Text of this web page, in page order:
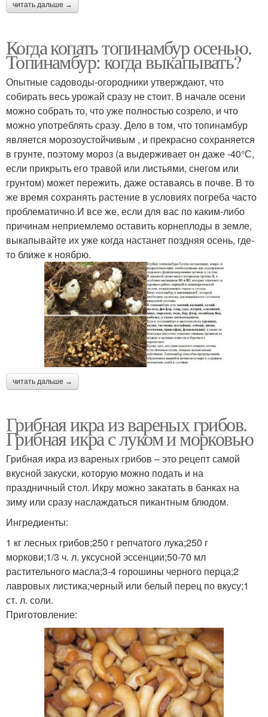
читать дальше →
Когда копать топинамбур осенью.
Топинамбур: когда выкапывать?
Опытные садоводы-огородники утверждают, что
собирать весь урожай сразу не стоит. В начале осени
можно собрать то, что уже полностью созрело, и что
можно употреблять сразу. Дело в том, что топинамбур
является морозоустойчивым , и прекрасно сохраняется
в грунте, поэтому мороз (а выдерживает он даже -40°С,
если прикрыть его травой или листьями, снегом или
грунтом) может пережить, даже оставаясь в почве. В то
же время сохранять растение в условиях погреба часто
проблематично.И все же, если для вас по каким-либо
причинам неприемлемо оставить корнеплоды в земле,
выкапывайте их уже когда настанет поздняя осень, где-
то ближе к ноябрю.
читать дальше →
Грибная икра из вареных грибов.
Грибная икра с луком и морковью
Грибная икра из вареных грибов – это рецепт самой
вкусной закуски, которую можно подать и на
праздничный стол. Икру можно закатать в банках на
зиму или сразу наслаждаться пикантным блюдом.
Ингредиенты:
1 кг лесных грибов;250 г репчатого лука;250 г
моркови;1/3 ч. л. уксусной эссенции;50-70 мл
растительного масла;3-4 горошины черного перца;2
лавровых листика;черный или белый перец по вкусу;1
ст. л. соли.
Приготовление: